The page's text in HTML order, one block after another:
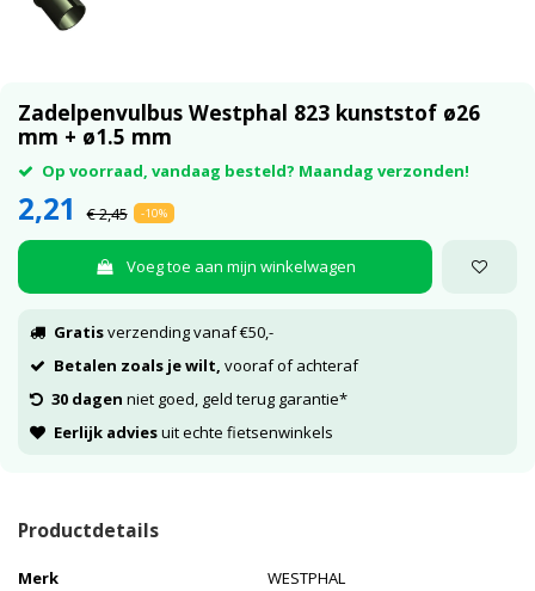
Zadelpenvulbus Westphal 823 kunststof ø26
mm + ø1.5 mm
Op voorraad, vandaag besteld? Maandag verzonden!
2,21 € 2,45 -10%
Voeg toe aan mijn winkelwagen
Gratisverzending vanaf €50,-
Betalen zoals je wilt, vooraf of achteraf
30 dagen niet goed, geld terug garantie*
Eerlijk adviesuit echte fietsenwinkels
Productdetails
Merk
WESTPHAL